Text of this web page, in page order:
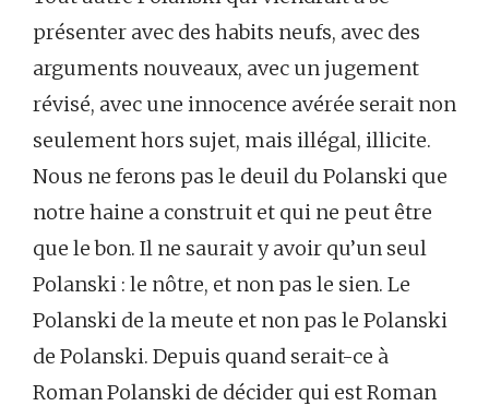
présenter avec des habits neufs, avec des
arguments nouveaux, avec un jugement
révisé, avec une innocence avérée serait non
seulement hors sujet, mais illégal, illicite.
Nous ne ferons pas le deuil du Polanski que
notre haine a construit et qui ne peut être
que le bon. Il ne saurait y avoir qu’un seul
Polanski : le nôtre, et non pas le sien. Le
Polanski de la meute et non pas le Polanski
de Polanski. Depuis quand serait-ce à
Roman Polanski de décider qui est Roman